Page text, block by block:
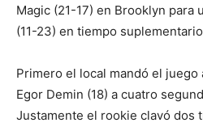
Magic (21-17) en Brooklyn para
(11-23) en tiempo
Primero el local mandó el juego
Egor Demin (18) a cuatro
Justamente el rookie clavó dos